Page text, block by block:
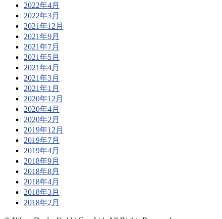
2022年4月
2022年3月
2021年12月
2021年9月
2021年7月
2021年5月
2021年4月
2021年3月
2021年1月
2020年12月
2020年4月
2020年2月
2019年12月
2019年7月
2019年4月
2018年9月
2018年8月
2018年4月
2018年3月
2018年2月